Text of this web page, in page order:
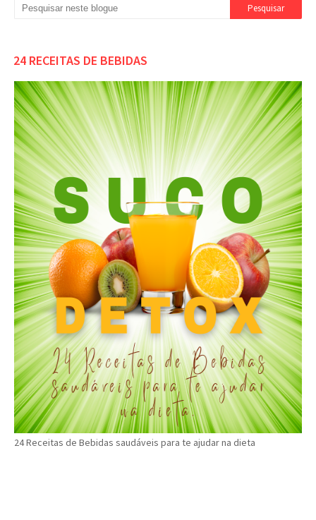
24 RECEITAS DE BEBIDAS
24 Receitas de Bebidas saudáveis para te ajudar na dieta